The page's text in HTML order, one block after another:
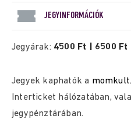
JEGYINFORMÁCIÓK
Jegyárak: 4500 Ft | 6500 Ft
Jegyek kaphatók a
Interticket hálózatában,
jegypénztárában.